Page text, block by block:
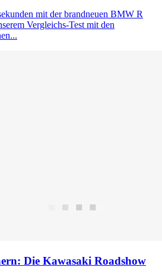
mit der brandneuen BMW R
Vergleichs-Test mit den
Die Kawasaki Roadshow